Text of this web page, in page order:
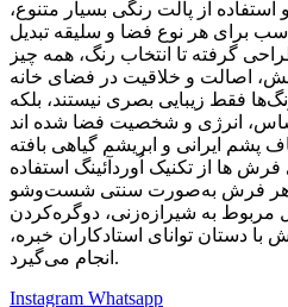
استفاده از پالت رنگی بسیار متنوع،
برای هر نوع فضا و سلیقه تبدیل
گرفته تا انتخاب رنگ، همه چیز
اصالت و خلاقیت در فضای خانه
فقط زیبایی بصری نیستند، بلکه
پشم ایرانی و ابریشم گیاهی بافته
ها از تکنیک اُوردآئينگ استفاده
هر فرش به‌صورت سنتی شست‌وشو
به شیرازه‌زنی، دوگره‌کردن
دستان توانای استادکاران خبره،
انجام می‌گیرد.
Instagram Whatsapp